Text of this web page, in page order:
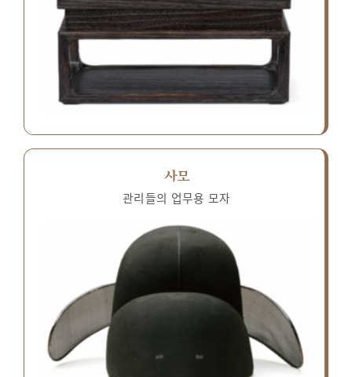
사모
관리들의 업무용 모자